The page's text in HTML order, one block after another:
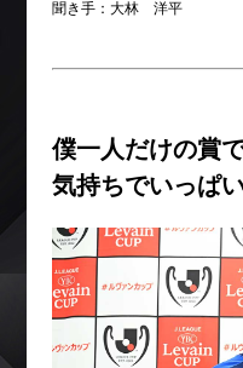
聞き手：大林 洋平
僕一人だけの賞
気持ちでいっぱ